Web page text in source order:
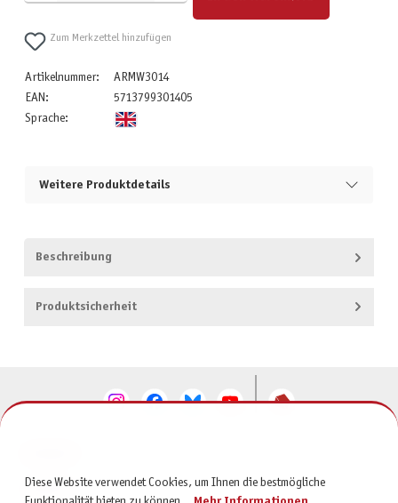
Zum Merkzettel hinzufügen
Artikelnummer:
ARMW3014
EAN:
5713799301405
Sprache:
Weitere Produktdetails
Beschreibung
Produktsicherheit
SERVICE
Diese Website verwendet Cookies, um Ihnen die bestmögliche